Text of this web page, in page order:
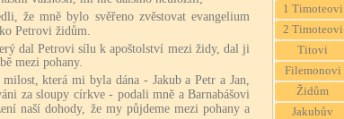
že mně bylo svěřeno zvěstovat evangelium
Petrovi židům.
dal Petrovi sílu k apoštolství mezi židy, dal ji
mezi pohany.
která mi byla dána - Jakub a Petr a Jan,
za sloupy církve - podali mně a Barnabášovi
naší dohody, že my půjdeme mezi pohany a
1 Timoteovi
2 Timoteovi
Titovi
Filemonovi
Židům
Jakubův